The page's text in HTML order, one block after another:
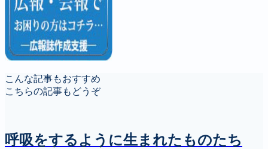
こんな記事もおすすめ
こちらの記事もどうぞ
呼吸をするように生まれたものたち